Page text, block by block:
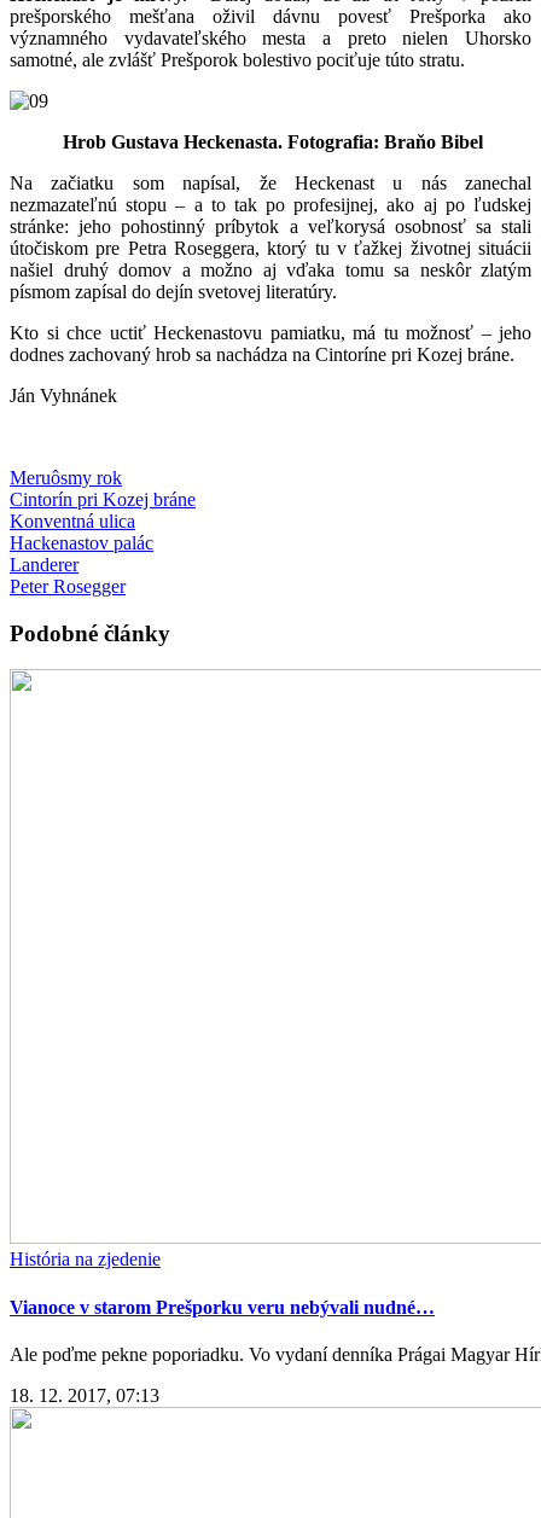
prešporského mešťana oživil dávnu povesť Prešporka ako
významného vydavateľského mesta a preto nielen Uhorsko
samotné, ale zvlášť Prešporok bolestivo pociťuje túto stratu.
Hrob Gustava Heckenasta. Fotografia: Braňo Bibel
Na začiatku som napísal, že Heckenast u nás zanechal
nezmazateľnú stopu – a to tak po profesijnej, ako aj po ľudskej
stránke: jeho pohostinný príbytok a veľkorysá osobnosť sa stali
útočiskom pre Petra Roseggera, ktorý tu v ťažkej životnej situácii
našiel druhý domov a možno aj vďaka tomu sa neskôr zlatým
písmom zapísal do dejín svetovej literatúry.
Kto si chce uctiť Heckenastovu pamiatku, má tu možnosť – jeho
dodnes zachovaný hrob sa nachádza na Cintoríne pri Kozej bráne.
Ján Vyhnánek
Meruôsmy rok
Cintorín pri Kozej bráne
Konventná ulica
Hackenastov palác
Landerer
Peter Rosegger
Podobné články
História na zjedenie
Vianoce v starom Prešporku veru nebývali nudné…
Ale poďme pekne poporiadku. Vo vydaní denníka Prágai Magyar
18. 12. 2017, 07:13